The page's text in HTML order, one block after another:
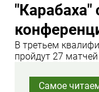
"Карабаха"
В третьем
пройдут 27 матчей
Самое